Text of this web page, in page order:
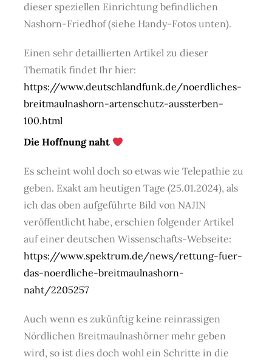
dieser speziellen Einrichtung befindlichen
Nashorn-Friedhof (siehe Handy-Fotos unten).
Einen sehr detaillierten Artikel zu dieser
Thematik findet Ihr hier:
https://www.deutschlandfunk.de/noerdliches-
breitmaulnashorn-artenschutz-aussterben-
100.html
Die Hoffnung naht
Es scheint wohl doch so etwas wie Telepathie zu
geben. Exakt am heutigen Tage (25.01.2024), als
ich das oben aufgeführte Bild von NAJIN
veröffentlicht habe, erschien folgender Artikel
auf einer deutschen Wissenschafts-Webseite:
https://www.spektrum.de/news/rettung-fuer-
das-noerdliche-breitmaulnashorn-
naht/2205257
Auch wenn es zukünftig keine reinrassigen
Nördlichen Breitmaulnashörner mehr geben
wird, so ist dies doch wohl ein Schritte in die